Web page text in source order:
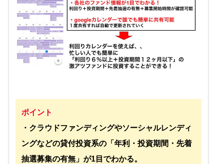
ポイント
・クラウドファンディングやソーシャルレンディ
ングなどの貸付投資系の「年利・投資期間・先着
抽選募集の有無」が1目でわかる。